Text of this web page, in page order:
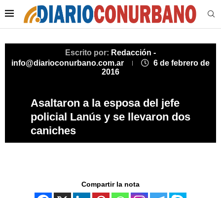
Escrito por: Redacción -
info@diarioconurbano.com.ar
6 de febrero de
2016
Asaltaron a la esposa del jefe
policial Lanús y se llevaron dos
caniches
Compartir la nota